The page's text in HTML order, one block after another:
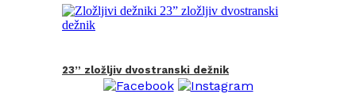
23” zložljiv dvostranski dežnik